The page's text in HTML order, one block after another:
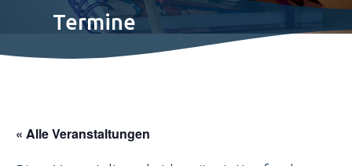
Termine
« Alle Veranstaltungen